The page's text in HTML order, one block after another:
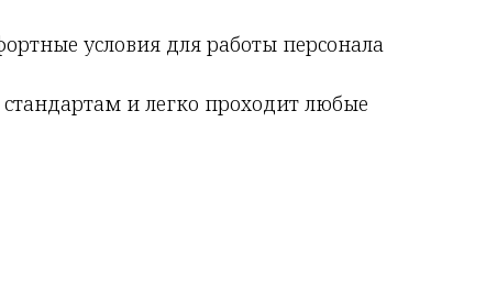
условия для работы персонала
стандартам и легко проходит любые